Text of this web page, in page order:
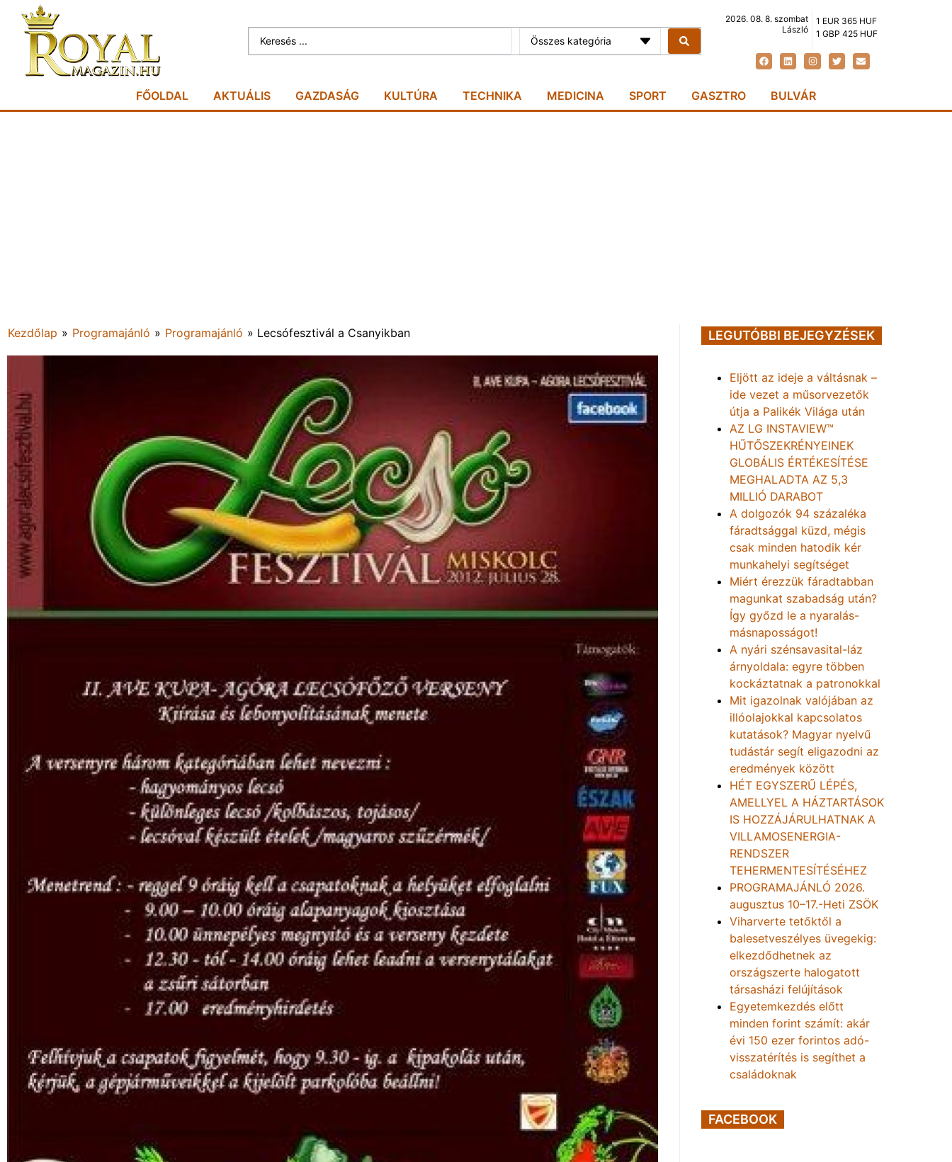
Összes kategória
2026. 08. 8. szombat
László
1 EUR 365 HUF
1 GBP 425 HUF
FŐOLDAL AKTUÁLIS GAZDASÁG KULTÚRA TECHNIKA MEDICINA SPORT GASZTRO BULVÁR
Kezdőlap » Programajánló » Programajánló » Lecsófesztivál a Csanyikban LEGUTÓBBI BEJEGYZÉSEK
Eljött az ideje a váltásnak –
ide vezet a műsorvezetők
útja a Palikék Világa után
AZ LG INSTAVIEW™
HŰTŐSZEKRÉNYEINEK
GLOBÁLIS ÉRTÉKESÍTÉSE
MEGHALADTA AZ 5,3
MILLIÓ DARABOT
A dolgozók 94 százaléka
fáradtsággal küzd, mégis
csak minden hatodik kér
munkahelyi segítséget
Miért érezzük fáradtabban
magunkat szabadság után?
Így győzd le a nyaralás-
másnaposságot!
A nyári szénsavasital-láz
árnyoldala: egyre többen
kockáztatnak a patronokkal
Mit igazolnak valójában az
illóolajokkal kapcsolatos
kutatások? Magyar nyelvű
tudástár segít eligazodni az
eredmények között
HÉT EGYSZERŰ LÉPÉS,
AMELLYEL A HÁZTARTÁSOK
IS HOZZÁJÁRULHATNAK A
VILLAMOSENERGIA-
RENDSZER
TEHERMENTESÍTÉSÉHEZ
PROGRAMAJÁNLÓ 2026.
augusztus 10–17.-Heti ZSÖK
Viharverte tetőktől a
balesetveszélyes üvegekig:
elkezdődhetnek az
országszerte halogatott
társasházi felújítások
Egyetemkezdés előtt
minden forint számít: akár
évi 150 ezer forintos adó-
visszatérítés is segíthet a
családoknak
FACEBOOK